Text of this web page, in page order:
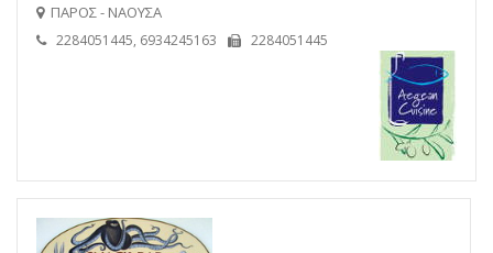
ΠΑΡΟΣ - ΝΑΟΥΣΑ
2284051445, 6934245163 2284051445